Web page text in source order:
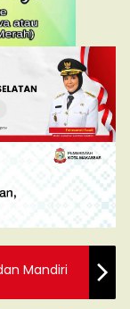
Mandiri